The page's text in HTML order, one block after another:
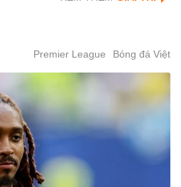
Premier League Bóng đá Việt